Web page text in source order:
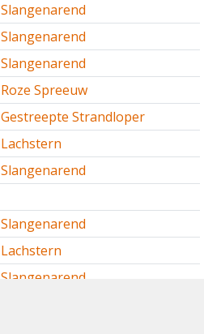
Slangenarend
Slangenarend
Slangenarend
Roze Spreeuw
Gestreepte Strandloper
Lachstern
Slangenarend
Slangenarend
Lachstern
Slangenarend